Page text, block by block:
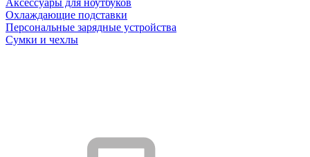
Аксессуары для ноутбуков
Охлаждающие подставки
Персональные зарядные устройства
Сумки и чехлы